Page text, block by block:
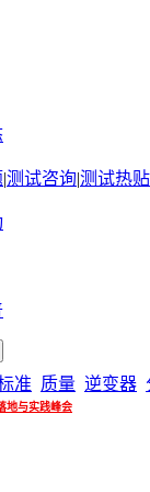
|测试咨询|测试热贴
准 质量 逆变器
地与实践峰会